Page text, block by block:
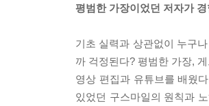
평범한 가장이었던 저자가
기초 실력과 상관없이 누구
까 걱정된다? 평범한 가장,
영상 편집과 유튜브를 배웠
있었던 구스마일의 원칙과